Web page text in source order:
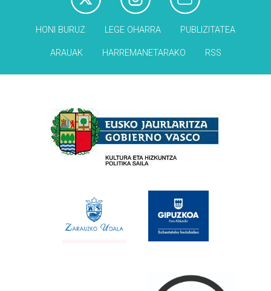
HONI BURUZ LEGE OHARRA PUBLIZITATEA
ARAUAK HARREMANETARAKO RSS